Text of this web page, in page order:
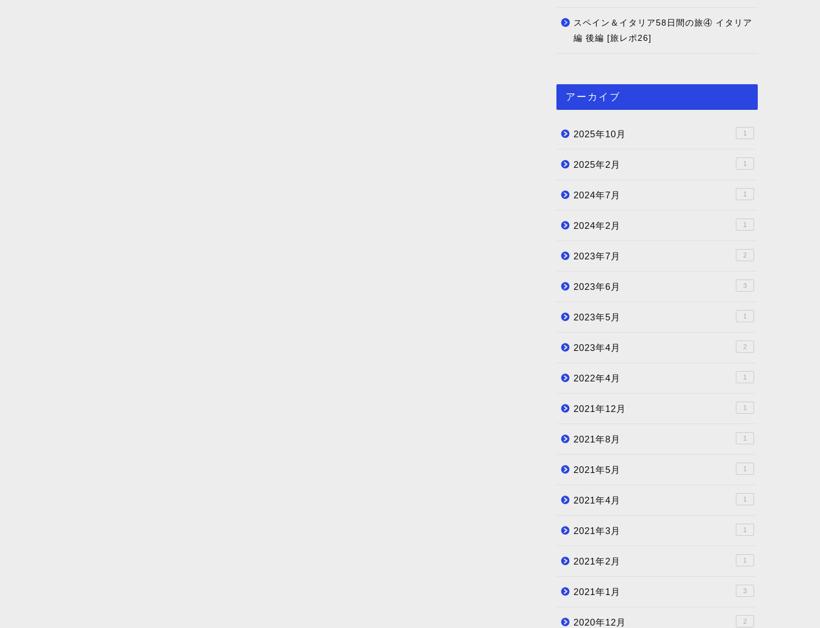
スペイン＆イタリア58日間の旅④ イタリア
編 後編 [旅レポ26]
アーカイブ
2025年10月 1
2025年2月 1
2024年7月 1
2024年2月 1
2023年7月 2
2023年6月 3
2023年5月 1
2023年4月 2
2022年4月 1
2021年12月 1
2021年8月 1
2021年5月 1
2021年4月 1
2021年3月 1
2021年2月 1
2021年1月 3
2020年12月 2